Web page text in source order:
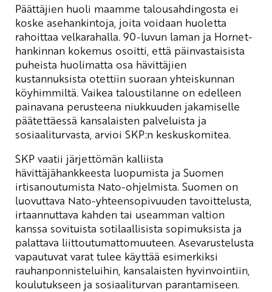
Päättäjien huoli maamme talousahdingosta ei
koske asehankintoja, joita voidaan huoletta
rahoittaa velkarahalla. 90-luvun laman ja Hornet-
hankinnan kokemus osoitti, että päinvastaisista
puheista huolimatta osa hävittäjien
kustannuksista otettiin suoraan yhteiskunnan
köyhimmiltä. Vaikea taloustilanne on edelleen
painavana perusteena niukkuuden jakamiselle
päätettäessä kansalaisten palveluista ja
sosiaaliturvasta, arvioi SKP:n keskuskomitea.
SKP vaatii järjettömän kalliista
hävittäjähankkeesta luopumista ja Suomen
irtisanoutumista Nato-ohjelmista. Suomen on
luovuttava Nato-yhteensopivuuden tavoittelusta,
irtaannuttava kahden tai useamman valtion
kanssa sovituista sotilaallisista sopimuksista ja
palattava liittoutumattomuuteen. Asevarustelusta
vapautuvat varat tulee käyttää esimerkiksi
rauhanponnisteluihin, kansalaisten hyvinvointiin,
koulutukseen ja sosiaaliturvan parantamiseen.